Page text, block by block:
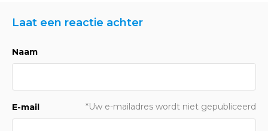
Laat een reactie achter
Naam
E-mail *Uw e-mailadres wordt niet gepubliceerd